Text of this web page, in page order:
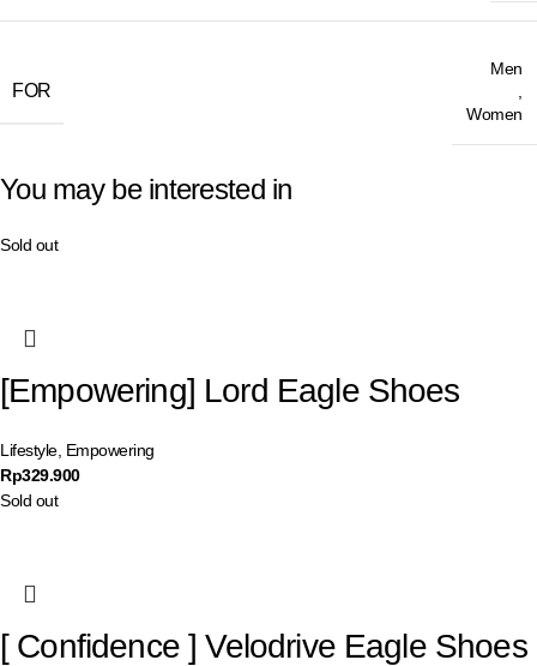
FOR
Men
Women
You may be interested in
Sold out
[Empowering] Lord Eagle Shoes
Lifestyle, Empowering
Rp329.900
Sold out
[ Confidence ] Velodrive Eagle Shoes